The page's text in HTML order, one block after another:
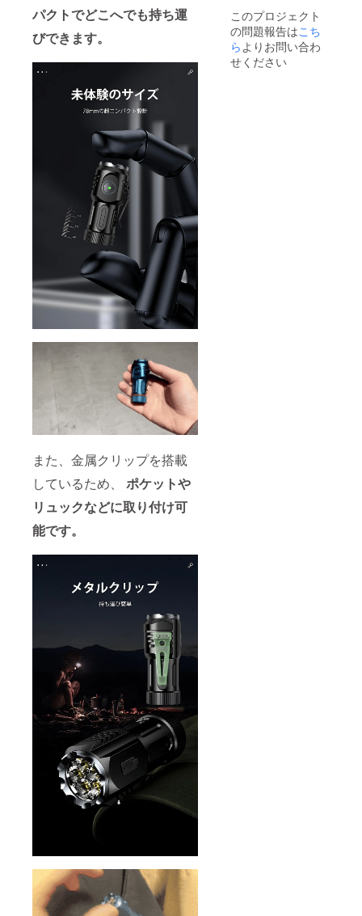
パクトでどこへでも持ち運
びできます。
また、金属クリップを搭載
しているため、 ポケットや
リュックなどに取り付け可
能です。
このプロジェクト
の問題報告はこち
らよりお問い合わ
せください